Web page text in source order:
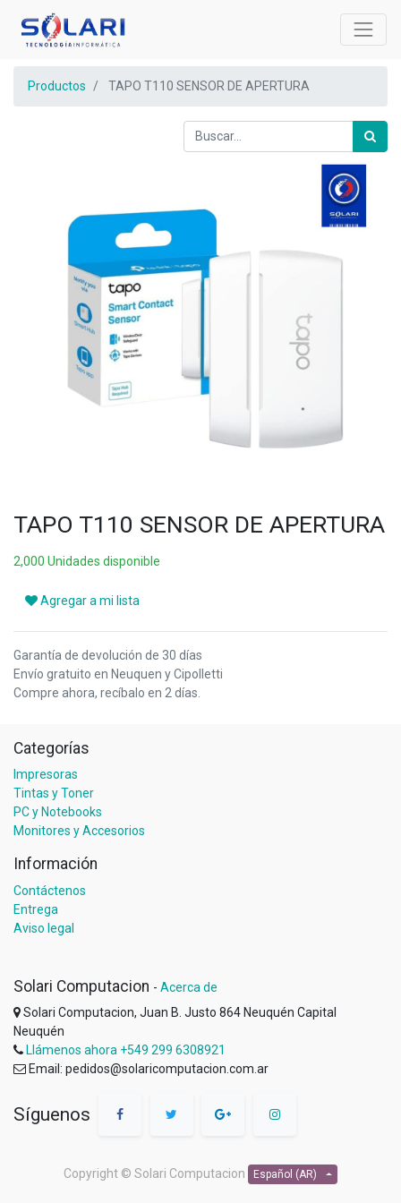
Productos TAPO T110 SENSOR DE APERTURA
TAPO T110 SENSOR DE APERTURA
2,000 Unidades disponible
Agregar a mi lista
Garantía de devolución de 30 días
Envío gratuito en Neuquen y Cipolletti
Compre ahora, recíbalo en 2 días.
Categorías
Impresoras
Tintas y Toner
PC y Notebooks
Monitores y Accesorios
Información
Contáctenos
Entrega
Aviso legal
Solari Computacion - Acerca de
Solari Computacion, Juan B. Justo 864 Neuquén Capital
Neuquén
Llámenos ahora +549 299 6308921
Email: pedidos@solaricomputacion.com.ar
Síguenos
Copyright © Solari Computacion Español (AR)